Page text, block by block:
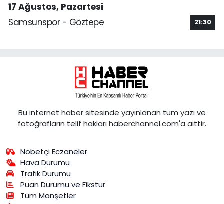
17 Ağustos, Pazartesi
Samsunspor - Göztepe
21:30
Bu internet haber sitesinde yayınlanan tüm yazı ve
fotoğrafların telif hakları haberchannel.com'a aittir.
Nöbetçi Eczaneler
Hava Durumu
Trafik Durumu
Puan Durumu ve Fikstür
Tüm Manşetler